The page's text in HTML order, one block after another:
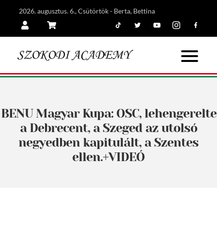
2026. augusztus. 6., Csütörtök - Berta, Bettina
BENU Magyar Kupa: OSC, lehengerelte
a Debrecent, a Szeged az utolsó
negyedben kapitulált, a Szentes
ellen.+VIDEÓ